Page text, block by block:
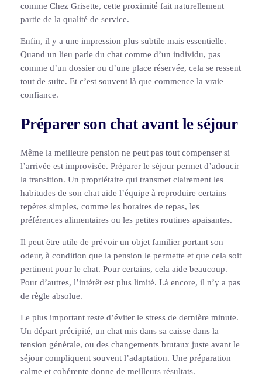
comme Chez Grisette, cette proximité fait naturellement
partie de la qualité de service.
Enfin, il y a une impression plus subtile mais essentielle.
Quand un lieu parle du chat comme d’un individu, pas
comme d’un dossier ou d’une place réservée, cela se ressent
tout de suite. Et c’est souvent là que commence la vraie
confiance.
Préparer son chat avant le séjour
Même la meilleure pension ne peut pas tout compenser si
l’arrivée est improvisée. Préparer le séjour permet d’adoucir
la transition. Un propriétaire qui transmet clairement les
habitudes de son chat aide l’équipe à reproduire certains
repères simples, comme les horaires de repas, les
préférences alimentaires ou les petites routines apaisantes.
Il peut être utile de prévoir un objet familier portant son
odeur, à condition que la pension le permette et que cela soit
pertinent pour le chat. Pour certains, cela aide beaucoup.
Pour d’autres, l’intérêt est plus limité. Là encore, il n’y a pas
de règle absolue.
Le plus important reste d’éviter le stress de dernière minute.
Un départ précipité, un chat mis dans sa caisse dans la
tension générale, ou des changements brutaux juste avant le
séjour compliquent souvent l’adaptation. Une préparation
calme et cohérente donne de meilleurs résultats.